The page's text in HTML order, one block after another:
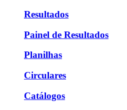
Resultados
Painel de Resultados
Planilhas
Circulares
Catálogos